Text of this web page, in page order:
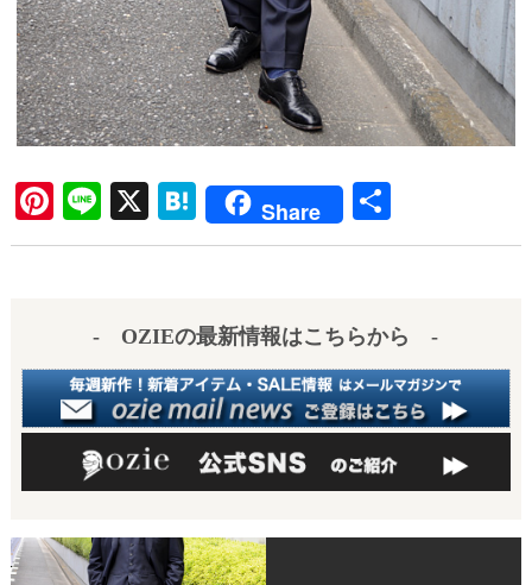
Pi
nt
Li
ne
X
H
at
a
Share
有
- OZIEの最新情報はこちらから -